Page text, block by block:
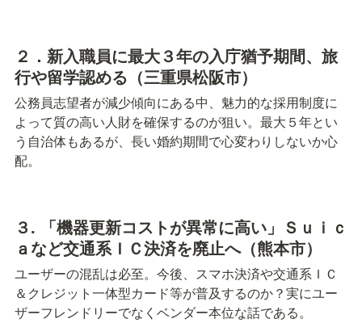
２．新入職員に最大３年の入庁猶予期間、旅
行や留学認める（三重県松阪市）
公務員志望者が減少傾向にある中、魅力的な採用制度に
よって質の高い人財を確保するのが狙い。最大５年とい
う自治体もあるが、長い婚約期間で心変わりしないか心
配。
３. 「機器更新コストが異常に高い」Ｓｕｉｃ
ａなど交通系ＩＣ決済を廃止へ（熊本市）
ユーザーの混乱は必至。今後、スマホ決済や交通系ＩＣ
＆クレジット一体型カード等が普及するのか？実にユー
ザーフレンドリーでなくベンダー本位な話である。